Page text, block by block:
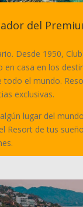
del
Desde 1950,
en casa en los
todo el mundo.
exclusivas.
lugar del
Resort de tus